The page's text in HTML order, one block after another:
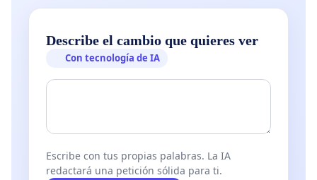
Describe el cambio que quieres ver
Con tecnología de IA
Escribe con tus propias palabras. La IA
redactará una petición sólida para ti.